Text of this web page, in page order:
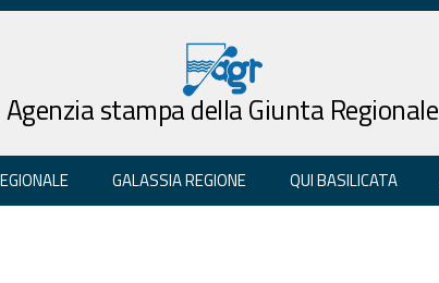
Agenzia stampa della Giunta Regionale
GALASSIA REGIONE QUI BASILICATA